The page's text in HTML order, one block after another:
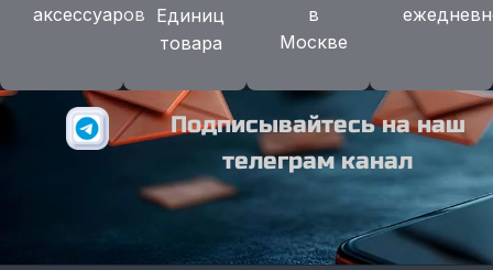
аксессуаров Единиц
товара
в
Москве
Подписывайтесь на наш
телеграм канал